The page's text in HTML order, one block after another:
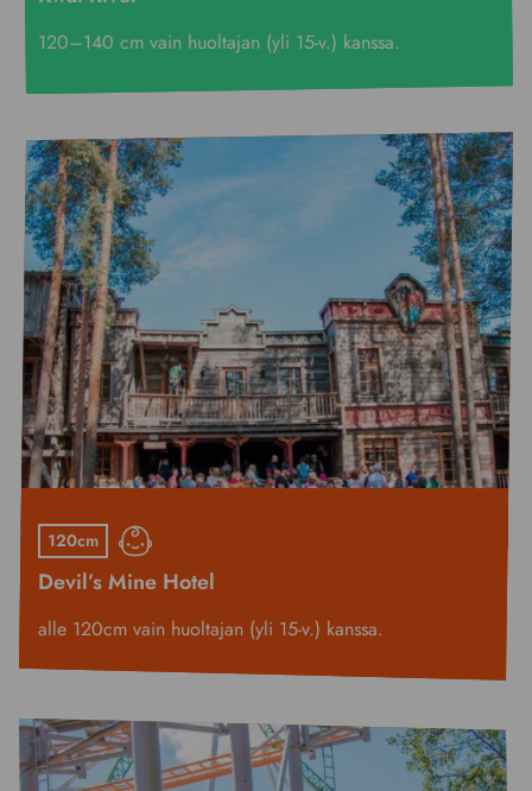
120–140 cm vain huoltajan (yli 15-v.) kanssa.
120cm
Devil’s Mine Hotel
alle 120cm vain huoltajan (yli 15-v.) kanssa.